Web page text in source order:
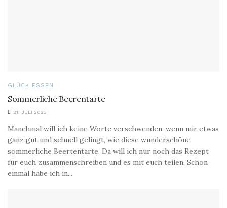
GLÜCK ESSEN
Sommerliche Beerentarte
21. JULI 2023
Manchmal will ich keine Worte verschwenden, wenn mir etwas
ganz gut und schnell gelingt, wie diese wunderschöne
sommerliche Beertentarte. Da will ich nur noch das Rezept
für euch zusammenschreiben und es mit euch teilen. Schon
einmal habe ich in...